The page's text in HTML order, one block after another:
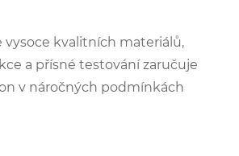
vysoce kvalitních materiálů,
a přísné testování zaručuje
v náročných podmínkách